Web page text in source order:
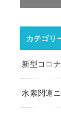
カテゴリ
新型コロ
水素関連